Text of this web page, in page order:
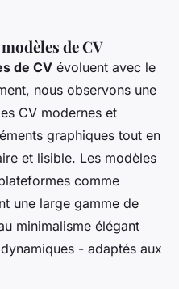
de CV
de CV évoluent avec le
nous observons une
CV modernes et
graphiques tout en
et lisible. Les modèles
comme
une large gamme de
minimalisme élégant
- adaptés aux